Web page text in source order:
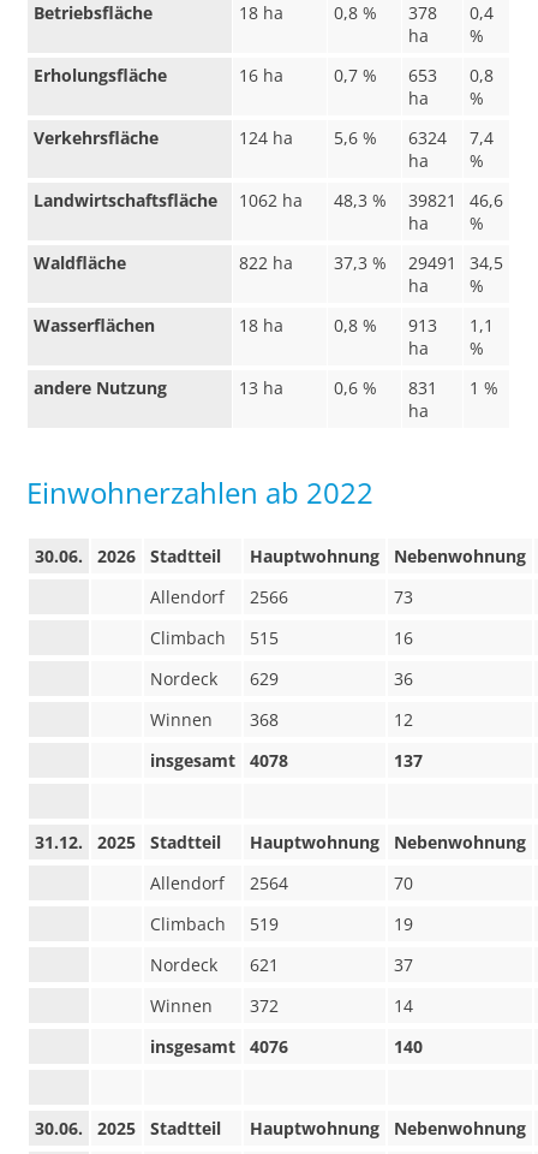
Betriebsfläche
18 ha 0,8 %
378
ha
0,4
%
Erholungsfläche
16 ha 0,7 %
653
ha
0,8
%
Verkehrsfläche
124 ha 5,6 %
6324
ha
7,4
%
Landwirtschaftsfläche
1062 ha 48,3 %
39821
ha
46,6
%
Waldfläche
822 ha 37,3 %
29491
ha
34,5
%
Wasserflächen
18 ha 0,8 %
913
ha
1,1
%
andere Nutzung
13 ha 0,6 %
831
ha
1 %
Einwohnerzahlen ab 2022
30.06. 2026 Stadtteil Hauptwohnung
Nebenwohnung
Allendorf
2566
73
Climbach
515
16
Nordeck
629
36
Winnen
368
12
insgesamt
4078 137
31.12. 2025 Stadtteil Hauptwohnung
Nebenwohnung
Allendorf
2564
70
Climbach
519
19
Nordeck
621
37
Winnen
372
14
insgesamt
4076 140
30.06. 2025 Stadtteil Hauptwohnung Nebenwohnung